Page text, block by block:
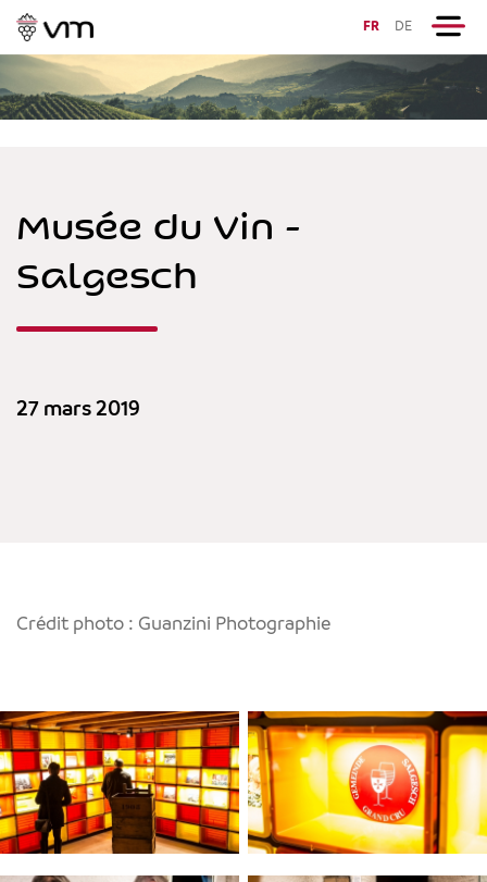
FR DE
Musée du Vin -
Salgesch
27 mars 2019
Crédit photo : Guanzini Photographie